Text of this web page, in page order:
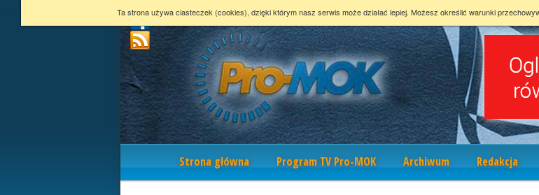
Strona główna Program TV Pro-MOK Archiwum Redakcja
Ta strona używa ciasteczek (cookies), dzięki którym nasz serwis może działać lepiej. Możesz określić warunki